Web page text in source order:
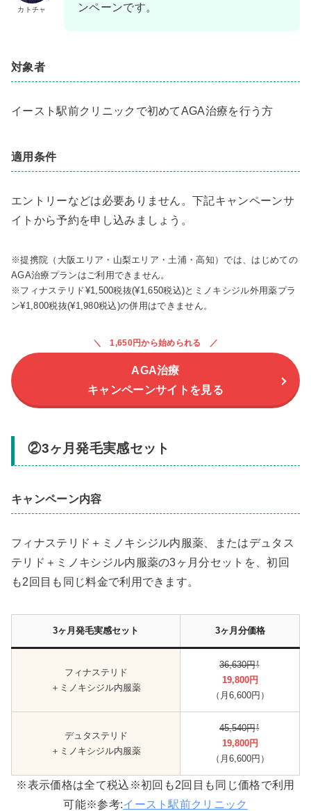
カトチャ
ンペーンです。
対象者
イースト駅前クリニックで初めてAGA治療を行う方
適用条件
エントリーなどは必要ありません。下記キャンペーンサ
イトから予約を申し込みましょう。
※提携院（大阪エリア・山梨エリア・土浦・高知）では、はじめての
AGA治療プランはご利用できません。
※フィナステリド¥1,500税抜(¥1,650税込)とミノキシジル外用薬プラ
ン¥1,800税抜(¥1,980税込)の併用はできません。
1,650円から始められる
AGA治療
キャンペーンサイトを見る
②3ヶ月発毛実感セット
キャンペーン内容
フィナステリド＋ミノキシジル内服薬、またはデュタス
テリド＋ミノキシジル内服薬の3ヶ月分セットを、初回
も2回目も同じ料金で利用できます。
3ヶ月発毛実感セット 3ヶ月分価格
フィナステリド
＋ミノキシジル内服薬
36,630円⇩
19,800円
（月6,600円）
デュタステリド
＋ミノキシジル内服薬
45,540円⇩
19,800円
（月6,600円）
※表示価格は全て税込※初回も2回目も同じ価格で利用
可能※参考:イースト駅前クリニック